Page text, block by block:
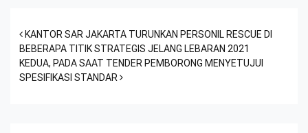
Post navigation
KANTOR SAR JAKARTA TURUNKAN PERSONIL RESCUE DI
BEBERAPA TITIK STRATEGIS JELANG LEBARAN 2021
KEDUA, PADA SAAT TENDER PEMBORONG MENYETUJUI
SPESIFIKASI STANDAR